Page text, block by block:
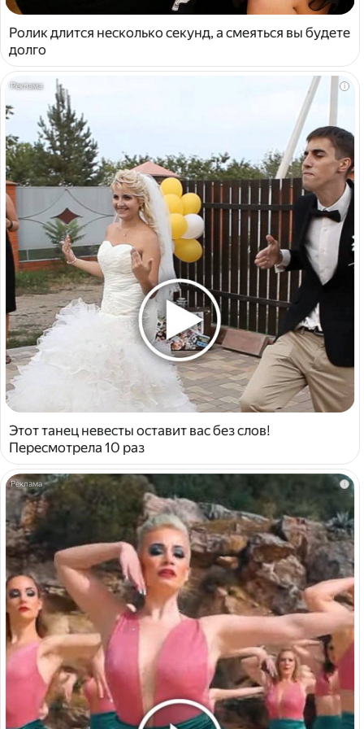
Ролик длится несколько секунд, а смеяться вы будете
долго
i
Этот танец невесты оставит вас без слов!
Пересмотрела 10 раз
i